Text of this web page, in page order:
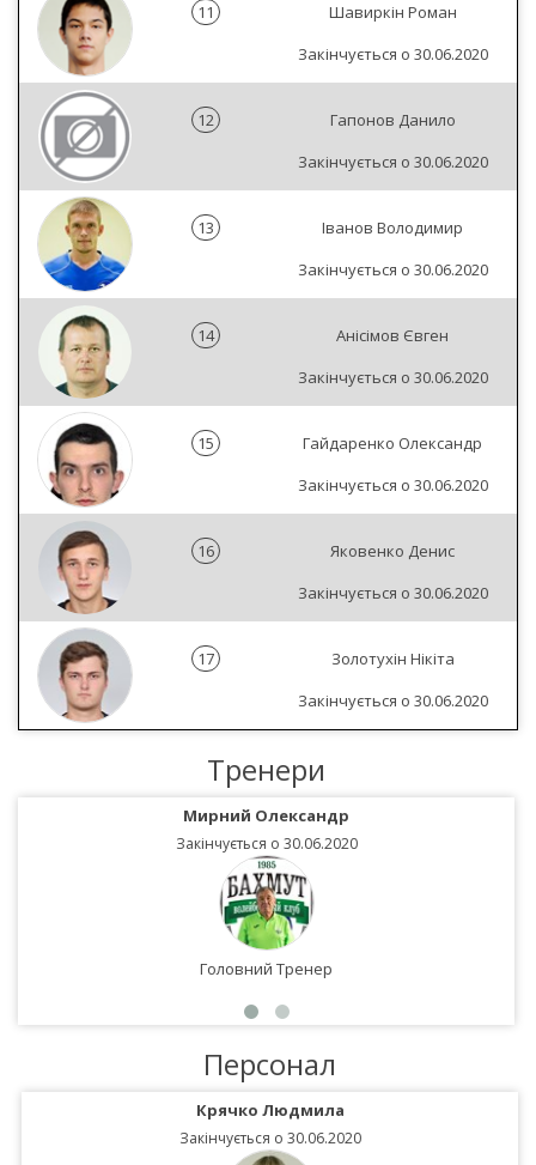
11
Шавиркін Роман
Закінчується о 30.06.2020
12
Гапонов Данило
Закінчується о 30.06.2020
13
Іванов Володимир
Закінчується о 30.06.2020
14
Анісімов Євген
Закінчується о 30.06.2020
15
Гайдаренко Олександр
Закінчується о 30.06.2020
16
Яковенко Денис
Закінчується о 30.06.2020
17
Золотухін Нікіта
Закінчується о 30.06.2020
Тренери
Мирний Олександр
Закінчується о 30.06.2020
Головний Тренер
Персонал
Крячко Людмила
Закінчується о 30.06.2020